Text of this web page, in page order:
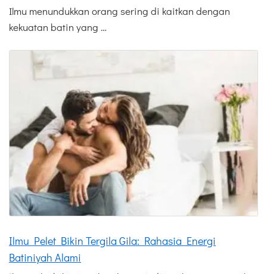
Ilmu menundukkan orang sering di kaitkan dengan
kekuatan batin yang …
Ilmu Pelet Bikin Tergila Gila: Rahasia Energi
Batiniyah Alami